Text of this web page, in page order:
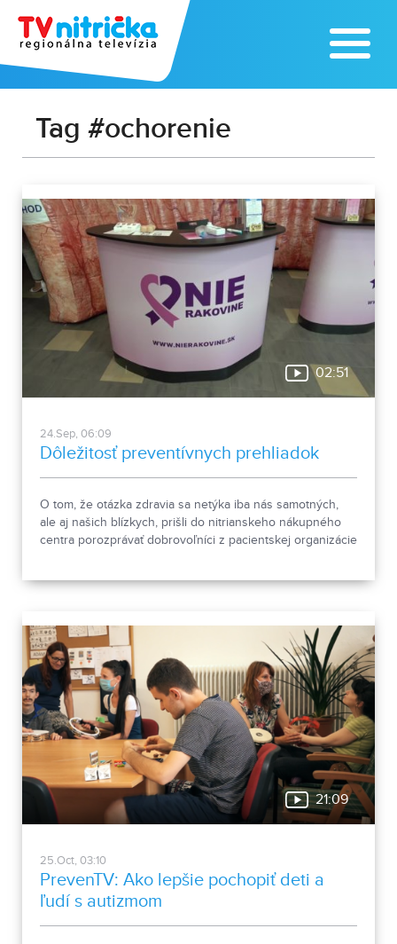
Tag #ochorenie
02:51
24.Sep, 06:09
Dôležitosť preventívnych prehliadok
O tom, že otázka zdravia sa netýka iba nás samotných,
ale aj našich blízkych, prišli do nitrianskeho nákupného
centra porozprávať dobrovoľníci z pacientskej organizácie
21:09
25.Oct, 03:10
PrevenTV: Ako lepšie pochopiť deti a
ľudí s autizmom